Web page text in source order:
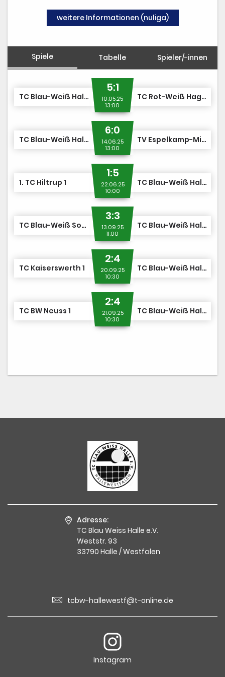
weitere Informationen (nuliga)
Spiele Tabelle Spieler/-innen
TC Blau-Weiß Halle 1
5:1
10.05.25
13:00
TC Rot-Weiß Hagen 1
TC Blau-Weiß Halle 1
6:0
14.06.25
13:00
TV Espelkamp-Mittwald 1
1. TC Hiltrup 1
1:5
22.06.25
10:00
TC Blau-Weiß Halle 1
TC Blau-Weiß Soest 1
3:3
13.09.25
11:00
TC Blau-Weiß Halle 1
TC Kaiserswerth 1
2:4
20.09.25
10:30
TC Blau-Weiß Halle 1 (M18)
TC BW Neuss 1
2:4
21.09.25
10:30
TC Blau-Weiß Halle 1 (M18)
Adresse:
TC Blau Weiss Halle e.V.
Weststr. 93
33790 Halle / Westfalen
tcbw-hallewestf@t-online.de
Instagram